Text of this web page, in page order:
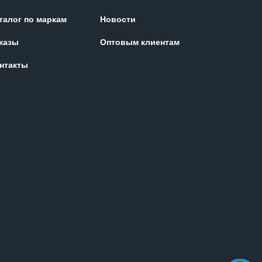
по маркам
Новости
Оптовым клиентам